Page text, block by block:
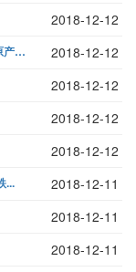
2018-12-12
产量骤减 价格飙涨 海参市场遭遇寒潮 记者深入原产地感受行业的寒冬... 2018-12-12
2018-12-12
2018-12-12
2018-12-12
... 2018-12-11
2018-12-11
2018-12-11